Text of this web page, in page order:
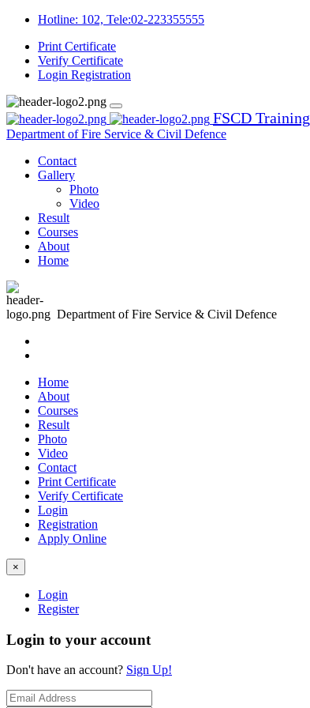
Hotline: 102, Tele:02-223355555
Print Certificate
Verify Certificate
Login Registration
FSCD Training
Department of Fire Service & Civil Defence
Contact
Gallery
Photo
Video
Result
Courses
About
Home
Department of Fire Service & Civil Defence
Home
About
Courses
Result
Photo
Video
Contact
Print Certificate
Verify Certificate
Login
Registration
Apply Online
×
Login
Register
Login to your account
Don't have an account? Sign Up!